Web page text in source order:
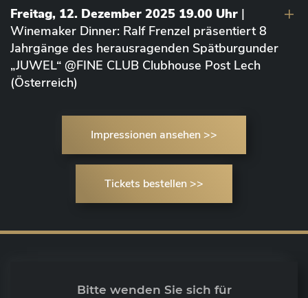
Freitag, 12. Dezember 2025 19.00 Uhr |
Winemaker Dinner: Ralf Frenzel präsentiert 8
Jahrgänge des herausragenden Spätburgunder
„JUWEL“ @FINE CLUB Clubhouse Post Lech
(Österreich)
Impressionen ansehen >>
Tickets bestellen >>
Bitte wenden Sie sich für